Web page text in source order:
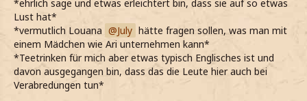
*ehrlich sage und etwas erleichtert bin, dass sie auf so etwas
Lust hat*
*vermutlich Louana
July hätte fragen sollen, was man mit
einem Mädchen wie Ari unternehmen kann*
*Teetrinken für mich aber etwas typisch Englisches ist und
davon ausgegangen bin, dass das die Leute hier auch bei
Verabredungen tun*